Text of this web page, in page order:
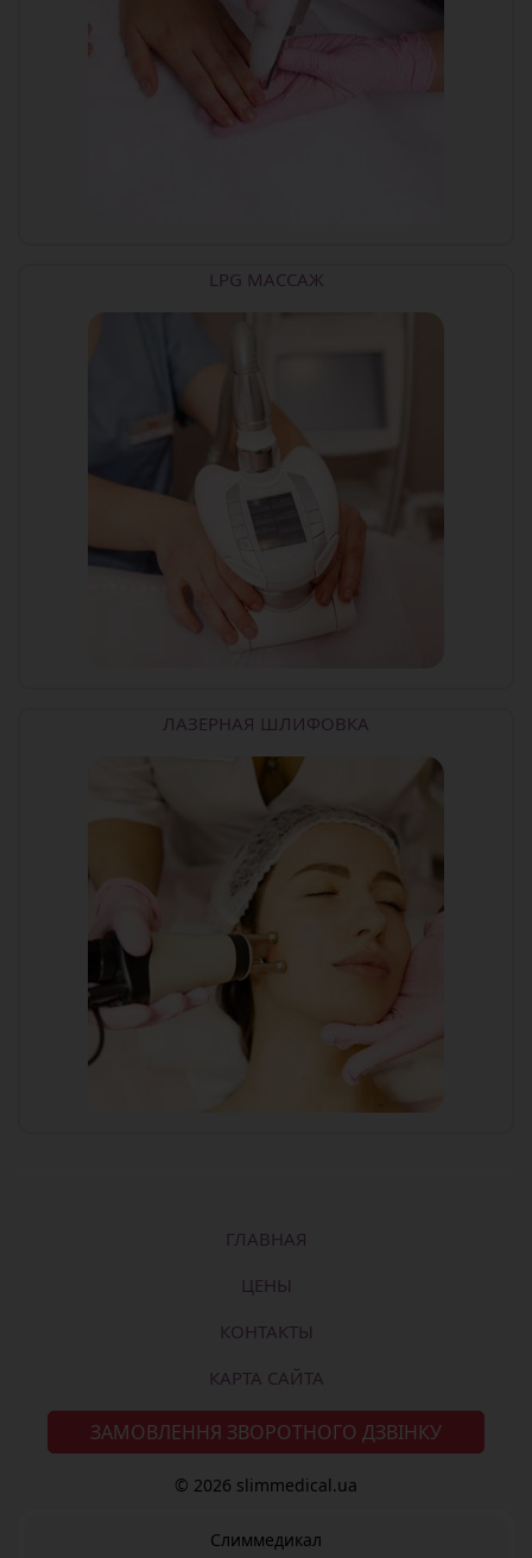
LPG МАССАЖ
ЛАЗЕРНАЯ ШЛИФОВКА
ГЛАВНАЯ
ЦЕНЫ
КОНТАКТЫ
КАРТА САЙТА
ЗАМОВЛЕННЯ ЗВОРОТНОГО ДЗВІНКУ
© 2026 slimmedical.ua
Слиммедикал